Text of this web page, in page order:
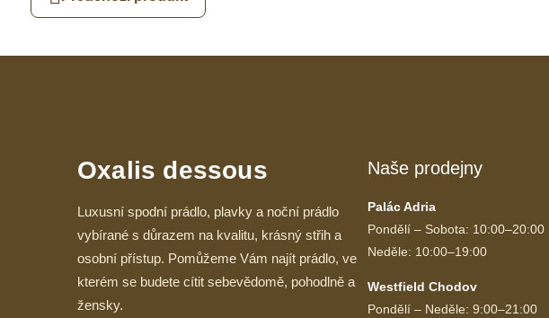
Oxalis dessous
Luxusní spodní prádlo, plavky a noční prádlo
vybírané s důrazem na kvalitu, krásný střih a
osobní přístup. Pomůžeme Vám najít prádlo, ve
kterém se budete cítit sebevědomě, pohodlně a
žensky.
Naše prodejny
Palác Adria
Pondělí – Sobota: 10:00–20:00
Neděle: 10:00–19:00
Westfield Chodov
Pondělí – Neděle: 9:00–21:00